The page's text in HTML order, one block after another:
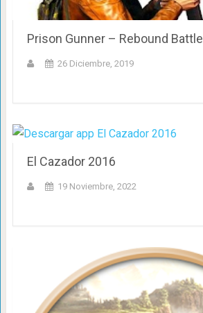
Prison Gunner – Rebound Battle
26 Diciembre, 2019
El Cazador 2016
19 Noviembre, 2022